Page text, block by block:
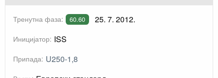
Тренутна фаза: 60.60 25. 7. 2012.
Иницијатор: ISS
Припада: U250-1,8